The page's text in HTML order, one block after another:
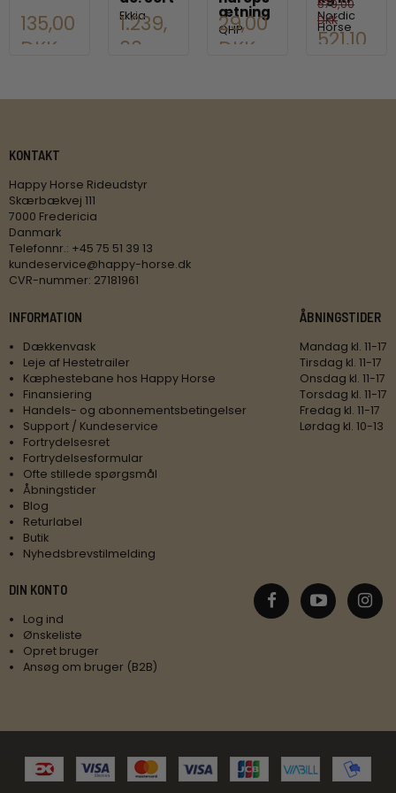
135,00
DKK
Ekkia
1.239,
00
ætning
QHP
29,00
DKK
Nordic
Horse
579,00
DKK
521,10
KONTAKT
Happy Horse Rideudstyr
Skærbækvej 111
7000 Fredericia
Danmark
Telefonnr.: +45 75 51 39 13
kundeservice@happy-horse.dk
CVR-nummer: 27181961
INFORMATION
Dækkenvask
Leje af Hestetrailer
Kæphestebane hos Happy Horse
Finansiering
Handels- og abonnementsbetingelser
Support / Kundeservice
Fortrydelsesret
Fortrydelsesformular
Ofte stillede spørgsmål
Åbningstider
Blog
Returlabel
Butik
Nyhedsbrevstilmelding
ÅBNINGSTIDER
Mandag kl. 11-17
Tirsdag kl. 11-17
Onsdag kl. 11-17
Torsdag kl. 11-17
Fredag kl. 11-17
Lørdag kl. 10-13
DIN KONTO
Log ind
Ønskeliste
Opret bruger
Ansøg om bruger (B2B)